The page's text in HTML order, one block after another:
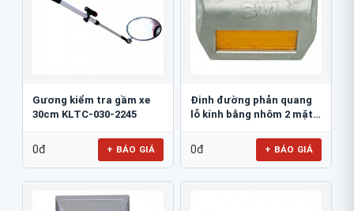
Gương kiểm tra gầm xe
30cm KLTC-030-2245
0đ + BÁO GIÁ
Đinh đường phản quang
lỗ kính bằng nhôm 2 mặt
0đ + BÁO GIÁ